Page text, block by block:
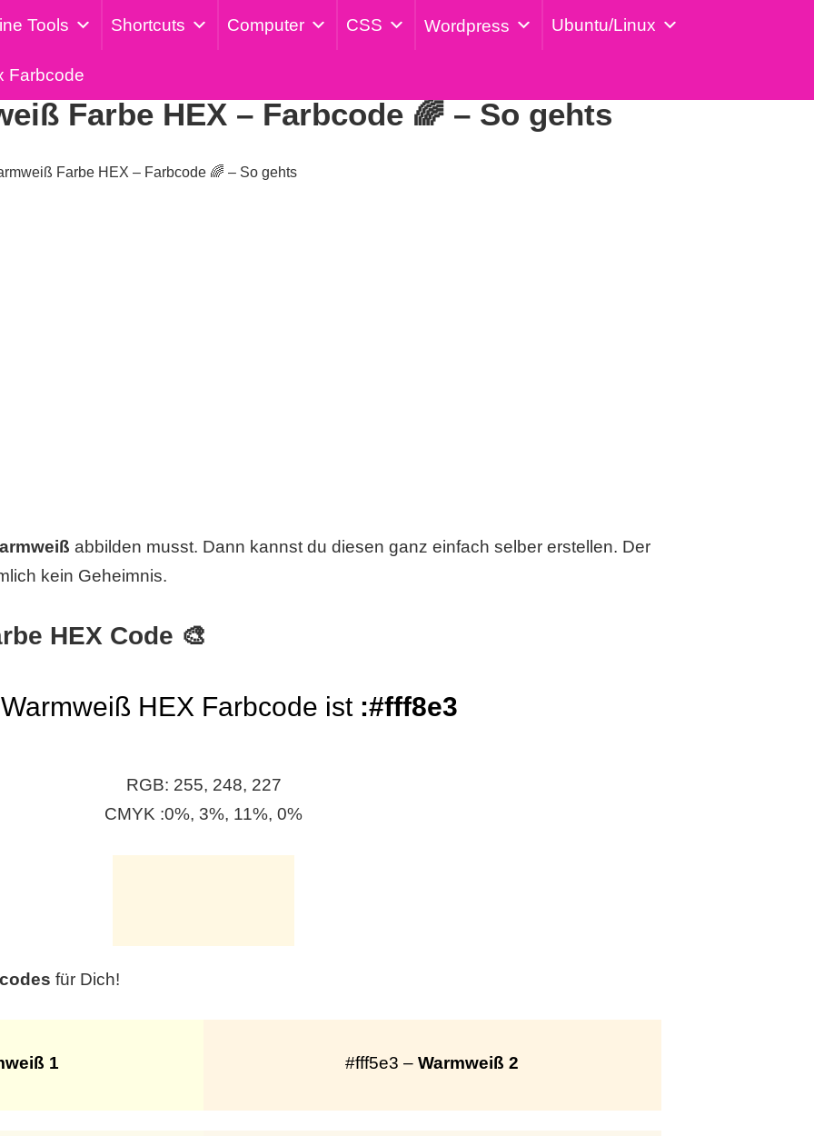
Tools Shortcuts Computer CSS Wordpress Ubuntu/Linux
Farbcode
Farbe HEX – Farbcode 🌈 – So gehts
Farbe HEX – Farbcode 🌈 – So gehts
abbilden musst. Dann kannst du diesen ganz einfach selber erstellen. Der
kein Geheimnis.
HEX Code 🎨
HEX Farbcode ist :#fff8e3
RGB: 255, 248, 227
CMYK :0%, 3%, 11%, 0%
für Dich!
1 #fff5e3 –Warmweiß 2